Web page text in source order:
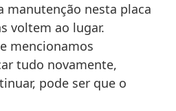
manutenção nesta placa
voltem ao lugar.
mencionamos
tudo novamente,
pode ser que o